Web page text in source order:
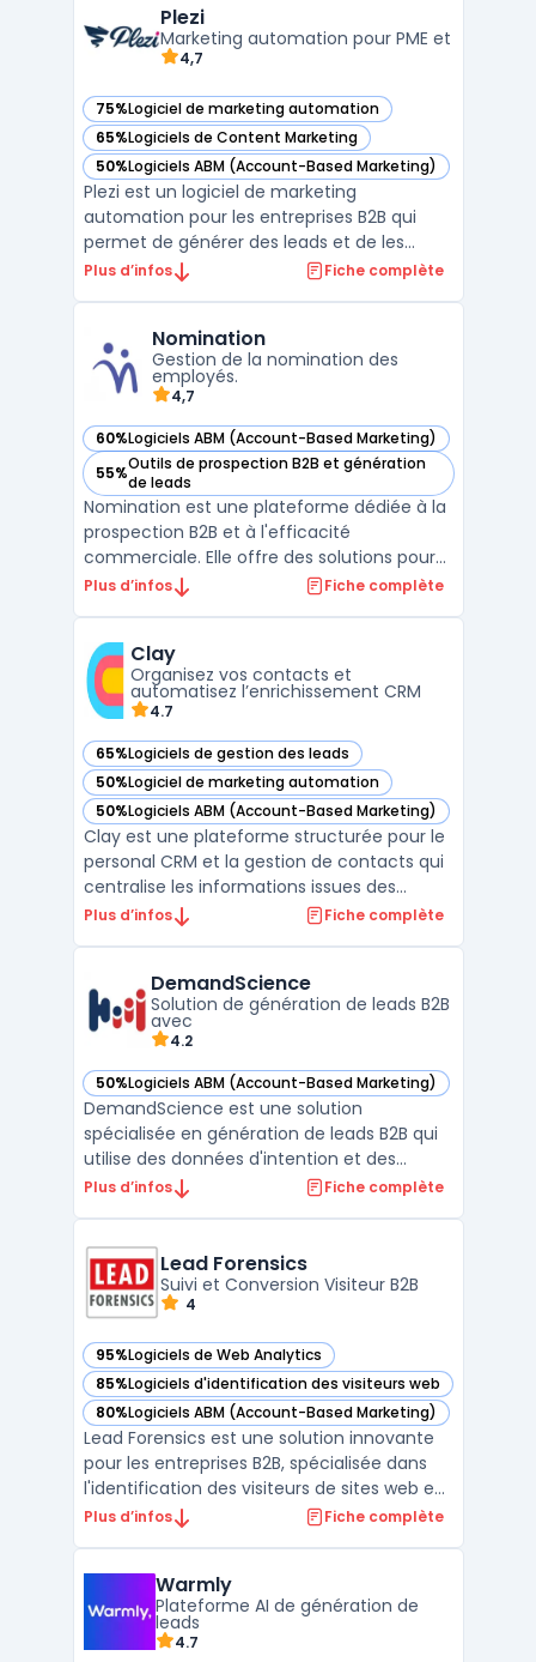
et les directions RevOps confrontées à
l’éparpil ...
Plezi
Marketing automation pour PME et
4,7
75%Logiciel de marketing automation
— voir Plezi dans cette catégorie
65%Logiciels de Content Marketing
— voir Plezi dans cette catégorie
50%Logiciels ABM (Account-Based Marketing)
— voir Plezi dans cette catégorie
Plezi est un logiciel de marketing
automation pour les entreprises B2B qui
permet de générer des leads et de les
suivre tout au long du cycle de vie du client.
les plus engagés et les mieux qualifiés,
permettant ai ...
Plus d’infos Fiche complète
Nomination
Gestion de la nomination des
employés.
4,7
60%Logiciels ABM (Account-Based Marketing)
— voir Nomination dans cette catégorie
55%Outils de prospection B2B et génération
de leads
— voir Nomination dans cette catégorie
Nomination est une plateforme dédiée à la
prospection B2B et à l'efficacité
commerciale. Elle offre des solutions pour
améliorer la prospection et la performance
nouvelles opportunités business, effectuer
des cib ...
Plus d’infos Fiche complète
Clay
Organisez vos contacts et
automatisez l’enrichissement CRM
4.7
65%Logiciels de gestion des leads
— voir Clay dans cette catégorie
50%Logiciel de marketing automation
— voir Clay dans cette catégorie
50%Logiciels ABM (Account-Based Marketing)
— voir Clay dans cette catégorie
Clay est une plateforme structurée pour le
personal CRM et la gestion de contacts qui
centralise les informations issues des
emails, réseaux sociaux et agendas afin
L’outil couvre deux usages distincts :
l’organisatio ...
Plus d’infos Fiche complète
DemandScience
Solution de génération de leads B2B
avec
4.2
50%Logiciels ABM (Account-Based Marketing)
— voir DemandScience dans cette catégorie
DemandScience est une solution
spécialisée en génération de leads B2B qui
utilise des données d'intention et des
technologies avancées pour identifier et
services de syndication de contenu, de
marketing basé sur les comp ...
Plus d’infos Fiche complète
Lead Forensics
Suivi et Conversion Visiteur B2B
4
95%Logiciels de Web Analytics
— voir Lead Forensics dans cette catégorie
85%Logiciels d'identification des visiteurs web
— voir Lead Forensics dans cette catégorie
80%Logiciels ABM (Account-Based Marketing)
— voir Lead Forensics dans cette catégorie
Lead Forensics est une solution innovante
pour les entreprises B2B, spécialisée dans
l'identification des visiteurs de sites web en
temps réel. Ce logiciel offre une vue
opportunités commerciales concrètes.
Avec une inté ...
Plus d’infos Fiche complète
Warmly
Plateforme AI de génération de
leads
4.7